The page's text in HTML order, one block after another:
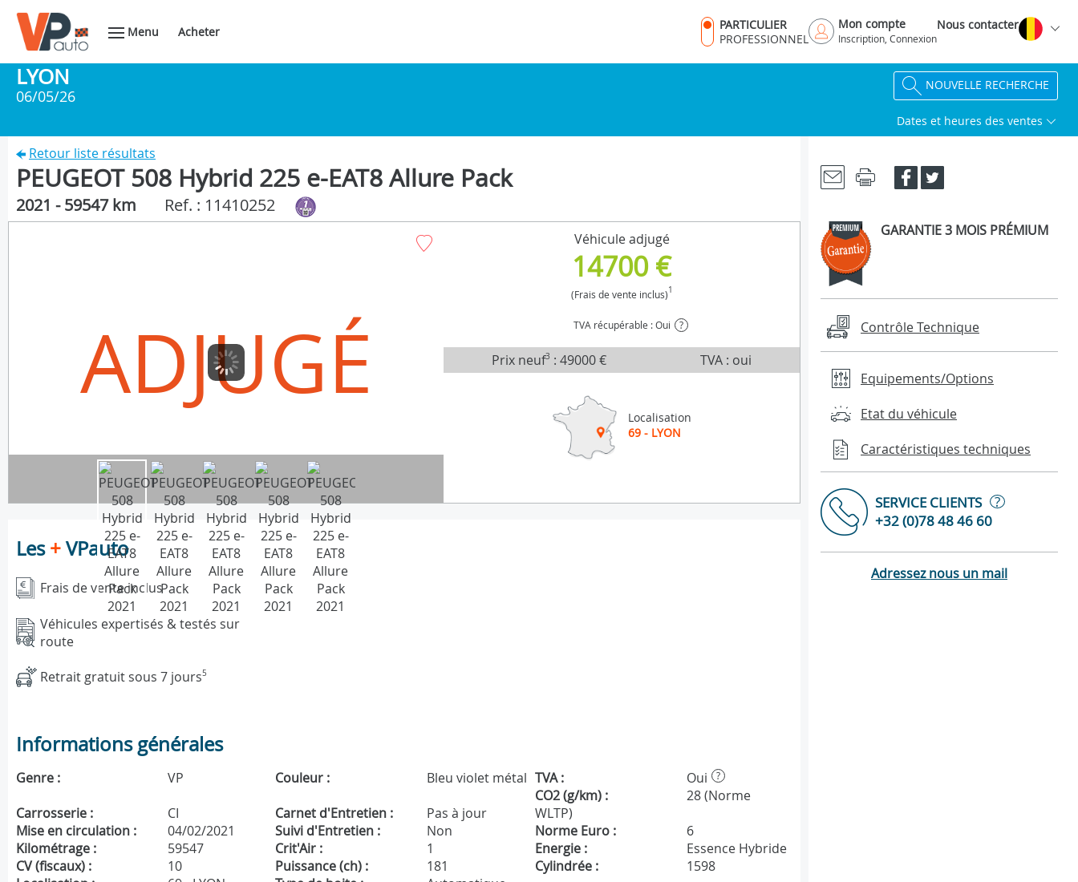
Menu Acheter
PARTICULIER
PROFESSIONNEL
Mon compte
Inscription, Connexion
Nous contacter
LYON
06/05/26
NOUVELLE RECHERCHE
Dates et heures des ventes
Retour liste résultats
PEUGEOT 508 Hybrid 225 e-EAT8 Allure Pack
2021 - 59547 km Ref. : 11410252
ADJUGÉ
Véhicule adjugé
14700 €
(Frais de vente inclus)1
TVA récupérable : Oui ?
Prix neuf3 :49000 € TVA : oui
Localisation
69 - LYON
Les+VPauto
Frais de vente inclus
Véhicules expertisés & testés sur
route
Retrait gratuit sous 7 jours5
Informations générales
Genre : VP Couleur : Bleu violet métal TVA : Oui ?
Carrosserie : CI Carnet d'Entretien : Pas à jour
CO2 (g/km) :
28 (Norme
WLTP)
Mise en circulation :
04/02/2021 Suivi d'Entretien : Non Norme Euro :
6
Kilométrage :
59547 Crit'Air : 1 Energie :
Essence Hybride
CV (fiscaux) :
10 Puissance (ch) : 181 Cylindrée :
1598
GARANTIE 3 MOIS PRÉMIUM
Contrôle Technique
Equipements/Options
Etat du véhicule
Caractéristiques techniques
SERVICE CLIENTS
?
+32 (0)78 48 46 60
Adressez nous un mail